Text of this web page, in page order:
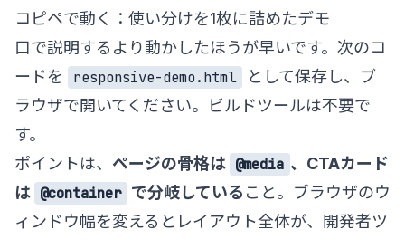
コピペで動く：使い分けを1枚に詰めたデモ
口で説明するより動かしたほうが早いです。次のコ
ードを
responsive-demo.html
として保存し、ブ
ラウザで開いてください。ビルドツールは不要で
す。
ポイントは、 ページの骨格は @media 、CTAカード
は @container で分岐している こと。ブラウザのウ
ィンドウ幅を変えるとレイアウト全体が、開発者ツ